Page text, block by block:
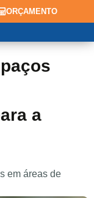
ORÇAMENTO
a
em áreas de